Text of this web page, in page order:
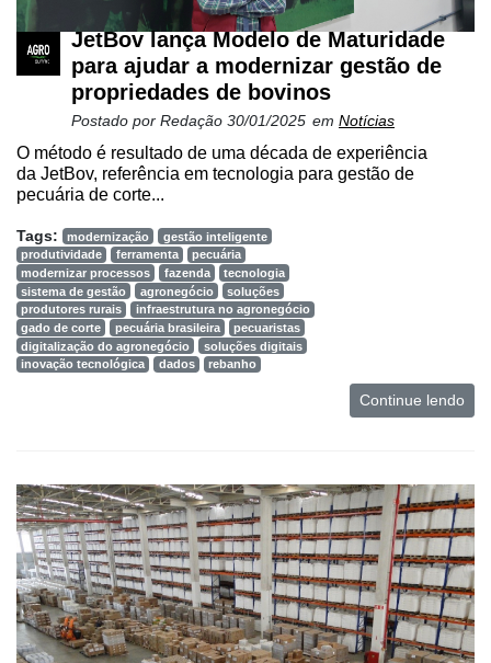
Minha
conta
Notícias
Destaque
Mercado
Troca
de
Cadeira
Artigos
Automação
e
Robótica
Conectividade
Dados
JetBov lança Modelo de Maturidade
para ajudar a modernizar gestão de
propriedades de bovinos
Postado por Redação 30/01/2025 em Notícias
O método é resultado de uma década de experiência
da JetBov, referência em tecnologia para gestão de
pecuária de corte...
Tags: modernização
gestão inteligente
produtividade
ferramenta
pecuária
modernizar processos
fazenda
tecnologia
sistema de gestão
agronegócio
soluções
produtores rurais
infraestrutura no agronegócio
gado de corte
pecuária brasileira
pecuaristas
digitalização do agronegócio
soluções digitais
inovação tecnológica
dados rebanho
Continue lendo